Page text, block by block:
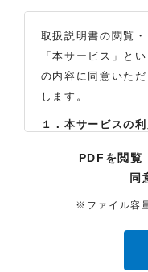
取扱説明書の閲覧
「本サービス」と
の内容に同意いた
します。
１．本サービスの
の内容を、非営利
合に限り、閲覧ま
ます。それ以外の
たり、また、配布
（2）本サイトでは
PDFを閲覧
同
※ファイル容